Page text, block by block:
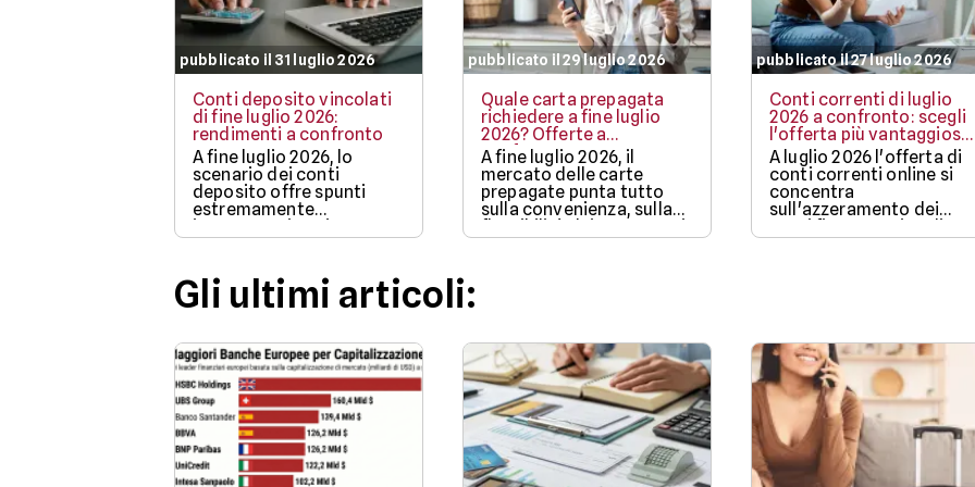
pubblicato il 31 luglio 2026
Conti deposito vincolati
di fine luglio 2026:
rendimenti a confronto
A fine luglio 2026, lo
scenario dei conti
deposito offre spunti
estremamente
interessanti per i
risparmiatori che
l'efficacia dei propri
capitali
pubblicato il 29 luglio 2026
Quale carta prepagata
richiedere a fine luglio
2026? Offerte a
confronto
A fine luglio 2026, il
mercato delle carte
prepagate punta tutto
sulla convenienza, sulla
flessibilità dei pagamenti
in mobilità e su bonus di
pubblicato il 27 luglio 2026
Conti correnti di luglio
2026 a confronto: scegli
l'offerta più vantaggiosa
per te
A luglio 2026 l'offerta di
conti correnti online si
concentra
sull'azzeramento dei
costi fisso-gestionali,
sull'accessibilità da app
Gli ultimi articoli: